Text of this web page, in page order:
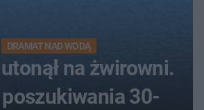
DRAMAT NAD WODĄ
na żwirowni.
30-